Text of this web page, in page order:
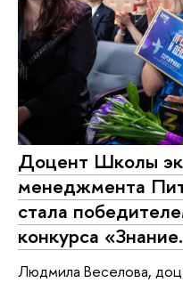
Доцент Школы
менеджмента
стала
конкурса
Людмила Веселова,